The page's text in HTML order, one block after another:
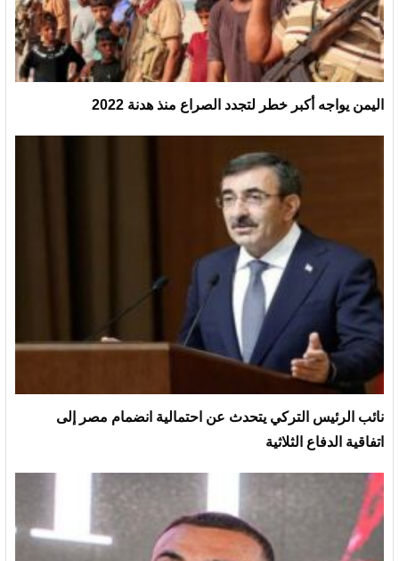
اليمن يواجه أكبر خطر لتجدد الصراع منذ هدنة 2022
نائب الرئيس التركي يتحدث عن احتمالية انضمام مصر إلى
اتفاقية الدفاع الثلاثية